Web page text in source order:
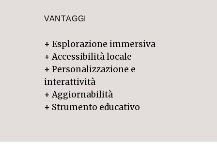
VANTAGGI
+ Esplorazione immersiva
+ Accessibilità locale
+ Personalizzazione e
interattività
+ Aggiornabilità
+ Strumento educativo